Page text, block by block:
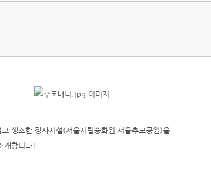
생소한 장사시설(서울시립승화원,서울추모공원)을
개합니다!